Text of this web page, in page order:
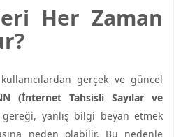
Her Zaman
gerçek ve güncel
(İnternet Tahsisli Sayılar ve
gereği, yanlış bilgi beyan etmek
neden olabilir. Bu nedenle